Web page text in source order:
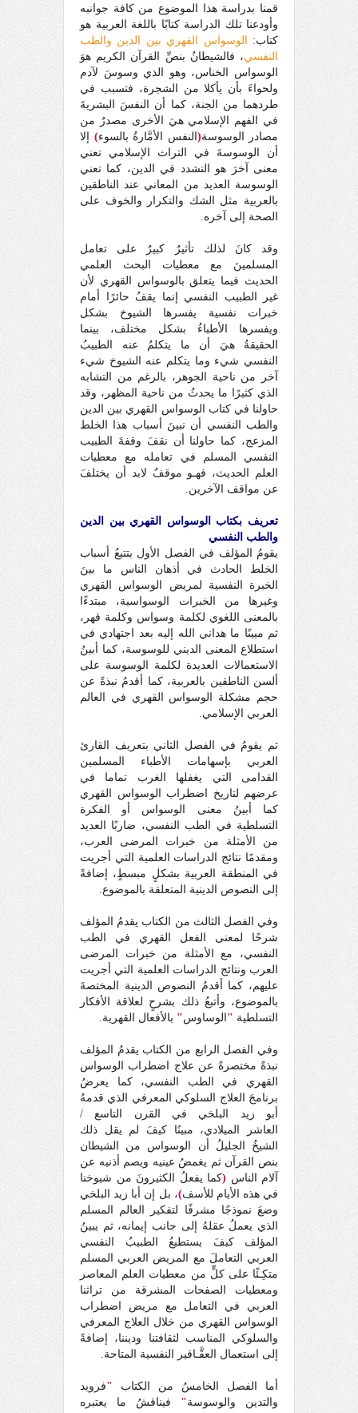
قمنا بدراسة هذا الموضوع من كافة جوانبه
وأودعنا تلك الدراسة كتابًا باللغة العربية هو
كتاب:
الوسواس القهري بين الدين والطب
النفسي، فالشيطانُ بنصِّ القرآن الكريم هوَ
الوسواس الخناس، وهو الذي وسوسَ لآدم
ولحواءَ بأن يأكلا من الشجرة، فتسبب في
طردهما من الجنة، كما أن النفسَ البشريةَ
في الفهم الإسلامي هيَ الأخرى مصدرٌ من
مصادر الوسوسة( النفس الأمَّارةُ بالسوء) إلا
أن الوسوسةَ في التراث الإسلامي تعني
معنى آخرَ هو التشدد في الدين، كما تعني
الوسوسة العديد من المعاني عند الناطقين
بالعربية مثل الشك والتكرار والخوف على
الصحة إلى آخره.
وقد كانَ لذلك تأثيرٌ كبيرٌ على تعامل
المسلمينَ مع معطيات البحث العلمي
الحديث فيما يتعلق بالوسواس القهري لأن
غير الطبيب النفسي إنما يقفُ حائرًا أمام
خبرات نفسية يفسرها الشيوخ بشكل
ويفسرها الأطباءُ بشكل مختلف، بينما
الحقيقةُ هيَ أن ما يتكلمُ عنه الطبيبُ
النفسي شيء وما يتكلم عنه الشيوخ شيء
آخر من ناحية الجوهر، بالرغم من التشابه
الذي كثيرًا ما يحدثُ من ناحية المظهر، وقد
حاولنا في كتاب الوسواس القهري بين الدين
والطب النفسي أن نبينَ أسباب هذا الخلط
المزعج، كما حاولنا أن نقفَ وقفةَ الطبيب
النفسي المسلم في تعامله مع معطيات
العلم الحديث، فهـو موقفٌ لابد أن يختلفَ
عن مواقف الآخرين.
تعريف بكتاب الوسواس القهري بين الدين
والطب النفسي
يقومُ المؤلف في الفصل الأول بتتبعُ أسباب
الخلط الحادث في أذهان الناس ما بينَ
الخبرة النفسية لمريض الوسواس القهري
وغيرها من الخبرات الوسواسية، مبتدءًا
بالمعنى اللغوي لكلمة وسواس وكلمة قهر،
ثم مبينًا ما هداني الله إليه بعد اجتهادي في
استطلاع المعنى الديني للوسوسة، كما أبينُ
الاستعمالات العديدة لكلمة الوسوسة على
ألسن الناطقين بالعربية، كما أقدمُ نبذةً عن
حجم مشكلة الوسواس القهري في العالم
العربي الإسلامي.
ثم يقومُ في الفصل الثاني بتعريف القارئ
العربي بإسهامات الأطباء المسلمين
القدامى التي يغفلها الغرب تماما في
عرضهم لتاريخ اضطراب الوسواس القهري
كما أبينُ معنى الوسواس أو الفكرة
التسلطية في الطب النفسي، ضاربًا العديد
من الأمثلة من خبرات المرضى العرب،
ومقدمًا نتائج الدراسات العلمية التي أجريت
في المنطقة العربية بشكلٍ مبسطٍ، إضافةً
إلى النصوص الدينية المتعلقة بالموضوع.
وفي الفصل الثالث من الكتاب يقدمُ المؤلف
شرحًا لمعنى الفعل القهري في الطب
النفسي، مع الأمثلة من خبرات المرضى
العرب ونتائج الدراسات العلمية التي أجريت
عليهم، كما أقدمُ النصوص الدينية المختصةَ
بالموضوع، وأتبعُ ذلك بشرحٍ لعلاقة الأفكار
التسلطية " الوساوس" بالأفعال القهرية.
وفي الفصل الرابع من الكتاب يقدمُ المؤلف
نبذةً مختصرةً عن علاج اضطراب الوسواس
القهري في الطب النفسي، كما يعرضُ
برنامجَ العلاج السلوكي المعرفي الذي قدمهُ
أبو زيد البلخي في القرن التاسع /
العاشر
الميلادي، مبينًا كيفَ لم يقل ذلك
الشيخُ الجليلُ أن الوسواس من الشيطان
بنص القرآن ثم يغمضُ عينيه ويصم أذنيه عن
آلام الناس (كما يفعلُ الكثيرونَ من شيوخنا
في هذه الأيام للأسف)، بل إن أبا زيد البلخي
وضعَ نموذجًا مشرفًا لتفكير العالم المسلم
الذي يعملُ عقلهُ إلى جانب إيمانه، ثم يبينُ
المؤلف كيفَ يستطيعُ الطبيبُ النفسي
العربي التعاملَ مع المريض العربي المسلم
متكِـئًا على كلٍّ من معطيات العلم المعاصر
ومعطيات الصفحات المشرقة من تراثنا
العربي في التعامل مع مريض اضطراب
الوسواس القهري من خلال العلاج المعرفي
والسلوكي المناسب لثقافتنا وديننا، إضافةً
إلى استعمال العقَّـاقير النفسية المتاحة.
أما الفصل الخامسُ من الكتاب "فرويد
والتدين والوسوسة" فيناقشُ ما يعتبره